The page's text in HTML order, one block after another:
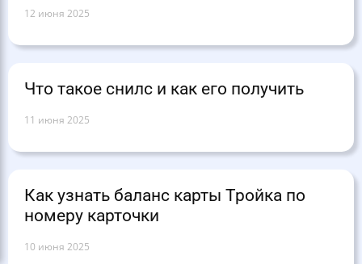
12 июня 2025
Что такое снилс и как его получить
11 июня 2025
Как узнать баланс карты Тройка по
номеру карточки
10 июня 2025